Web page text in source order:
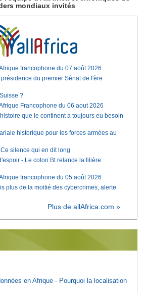
mondiaux invités
francophone du 07 août 2026
du premier Sénat de l'ère
?
Francophone du 06 aout 2026
que le continent a toujours eu besoin
historique pour les forces armées au
silence qui en dit long
- Le coton Bt relance la filière
francophone du 05 août 2026
plus de la moitié des cybercrimes, alerte
Plus de allAfrica.com »
en Afrique - Pourquoi la localisation